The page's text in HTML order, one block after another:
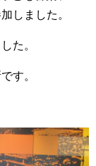
しました。
た。
す。